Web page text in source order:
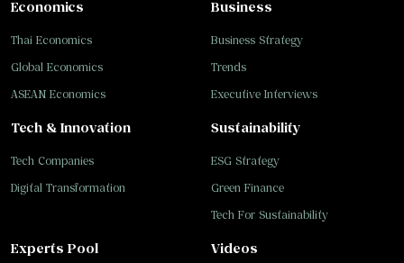
Business
Business Strategy
Trends
Executive Interviews
Tech & Innovation
Tech Companies
Digital Transformation
Sustainability
ESG Strategy
Green Finance
Tech For Sustainability
Economics
Thai Economics
Global Economics
ASEAN Economics
Experts Pool Videos